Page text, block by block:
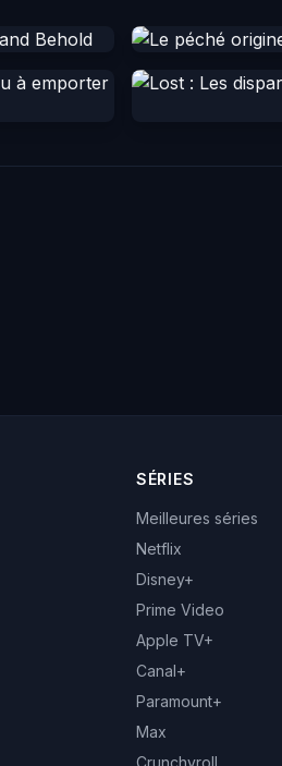
SÉRIES
Meilleures séries
Netflix
Disney+
Prime Video
Apple TV+
Canal+
Paramount+
Max